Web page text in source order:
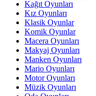
Kağıt Oyunları
Kız Oyunları
Klasik Oyunlar
Komik Oyunlar
Macera Oyunları
Makyaj Oyunları
Manken Oyunları
Mario Oyunları
Motor Oyunları
Müzik Oyunları